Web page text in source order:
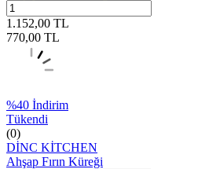
1.152,00 TL
770,00 TL
%40 İndirim
Tükendi
(0)
DİNC KİTCHEN
Ahşap Fırın Küreği